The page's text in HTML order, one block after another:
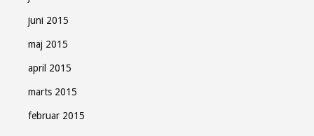
juni 2015
maj 2015
april 2015
marts 2015
februar 2015